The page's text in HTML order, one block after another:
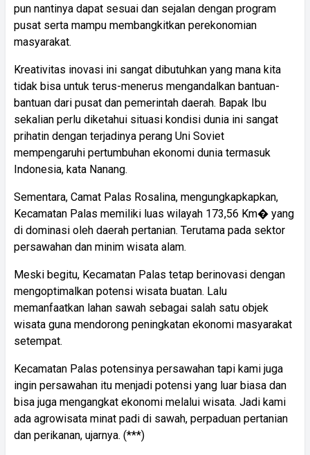
pun nantinya dapat sesuai dan sejalan dengan program
pusat serta mampu membangkitkan perekonomian
masyarakat.
Kreativitas inovasi ini sangat dibutuhkan yang mana kita
tidak bisa untuk terus-menerus mengandalkan bantuan-
bantuan dari pusat dan pemerintah daerah. Bapak Ibu
sekalian perlu diketahui situasi kondisi dunia ini sangat
prihatin dengan terjadinya perang Uni Soviet
mempengaruhi pertumbuhan ekonomi dunia termasuk
Indonesia, kata Nanang.
Sementara, Camat Palas Rosalina, mengungkapkapkan,
Kecamatan Palas memiliki luas wilayah 173,56 Km� yang
di dominasi oleh daerah pertanian. Terutama pada sektor
persawahan dan minim wisata alam.
Meski begitu, Kecamatan Palas tetap berinovasi dengan
mengoptimalkan potensi wisata buatan. Lalu
memanfaatkan lahan sawah sebagai salah satu objek
wisata guna mendorong peningkatan ekonomi masyarakat
setempat.
Kecamatan Palas potensinya persawahan tapi kami juga
ingin persawahan itu menjadi potensi yang luar biasa dan
bisa juga mengangkat ekonomi melalui wisata. Jadi kami
ada agrowisata minat padi di sawah, perpaduan pertanian
dan perikanan, ujarnya. (***)